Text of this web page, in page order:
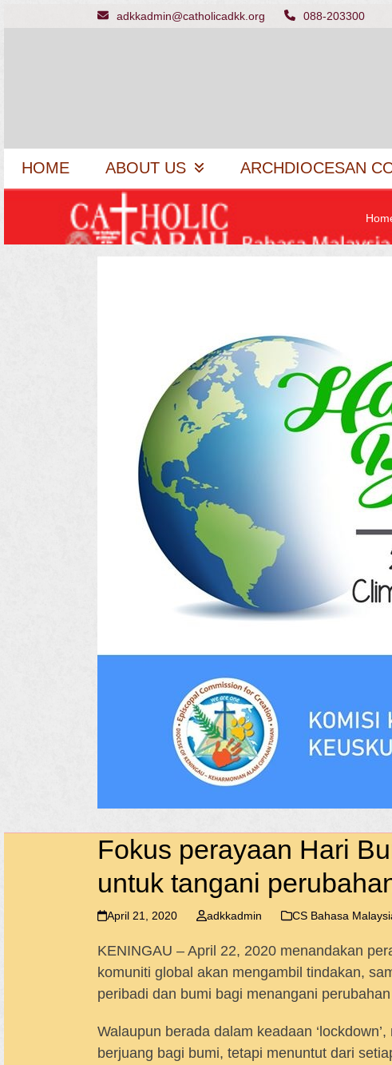
adkkadmin@catholicadkk.org 088-203300
HOME ABOUT US ARCHDIOCESAN
Fokus perayaan Hari
untuk tangani
April 21, 2020 adkkadmin CS Bahasa
KENINGAU – April 22, 2020 menandakan
komuniti global akan mengambil tindakan,
peribadi dan bumi bagi menangani
Walaupun berada dalam keadaan
berjuang bagi bumi, tetapi menuntut dari